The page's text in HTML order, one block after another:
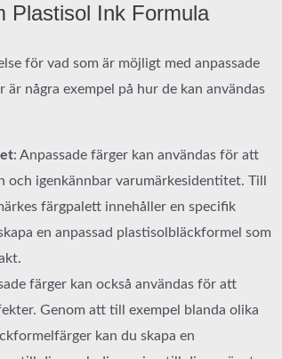
Plastisol Ink Formula
för vad som är möjligt med anpassade
några exempel på hur de kan användas
: Anpassade färger kan användas för att
och igenkännbar varumärkesidentitet. Till
färgpalett innehåller en specifik
en anpassad plastisolbläckformel som
färger kan också användas för att
Genom att till exempel blanda olika
kan du skapa en